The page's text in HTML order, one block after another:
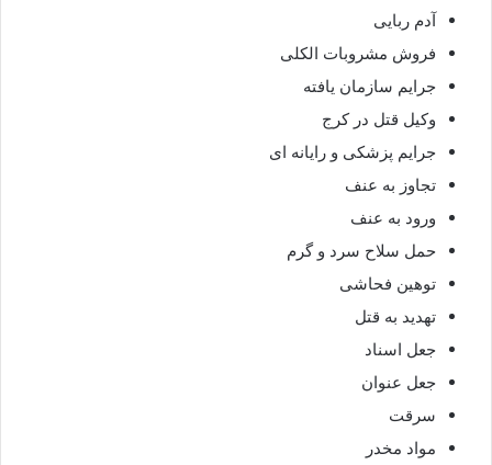
آدم ربایی
فروش مشروبات الکلی
جرایم سازمان یافته
وکیل قتل در کرج
جرایم پزشکی و رایانه ای
تجاوز به عنف
ورود به عنف
حمل سلاح سرد و گرم
توهین فحاشی
تهدید به قتل
جعل اسناد
جعل عنوان
سرقت
مواد مخدر